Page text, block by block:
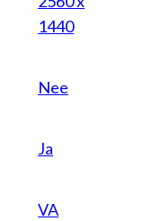
1440
Nee
Ja
VA